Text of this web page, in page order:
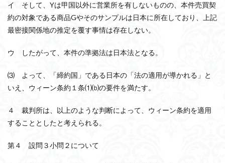
イ そして、Yは甲国以外に営業所を有しないものの、本件売買契
約の対象である商品Gやそのサンプルは日本に所在しており、上記
最密接関係地の推定を覆す事情は存在しない。
ウ したがって、本件の準拠法は日本法となる。
⑶ よって、「締約国」である日本の「法の適用が導かれる」と
いえ、ウィーン条約１条⑴⒝の要件を満たす。
４ 裁判所は、以上のような判断によって、ウィーン条約を適用
することとしたと考えられる。
第４ 設問３小問２について